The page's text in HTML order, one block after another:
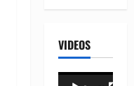
VIDEOS
Reproductor